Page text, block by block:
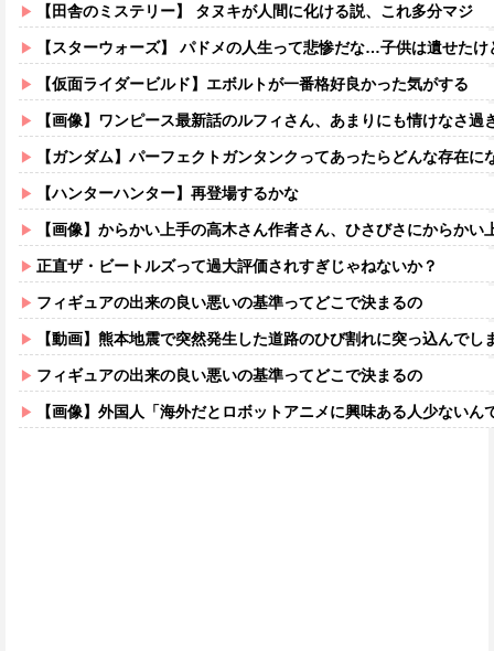
【田舎のミステリー】 タヌキが人間に化ける説、これ多分マジ
【スターウォーズ】 パドメの人生って悲惨だな…子供は遺せたけ
【仮面ライダービルド】エボルトが一番格好良かった気がする
【画像】ワンピース最新話のルフィさん、あまりにも情けなさ過
【ガンダム】パーフェクトガンタンクってあったらどんな存在に
【ハンターハンター】再登場するかな
【画像】からかい上手の高木さん作者さん、ひさびさにからかい上手の高木
正直ザ・ビートルズって過大評価されすぎじゃねないか？
フィギュアの出来の良い悪いの基準ってどこで決まるの
【動画】熊本地震で突然発生した道路のひび割れに突っ込んでし
フィギュアの出来の良い悪いの基準ってどこで決まるの
【画像】外国人「海外だとロボットアニメに興味ある人少ないん